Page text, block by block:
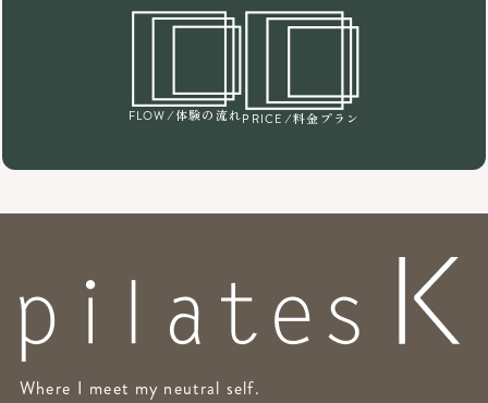
FLOW /体験の流れPRICE /料金プラン
Where I meet my neutral self.